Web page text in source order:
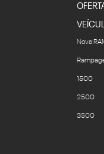
Nova
1500
2500
3500